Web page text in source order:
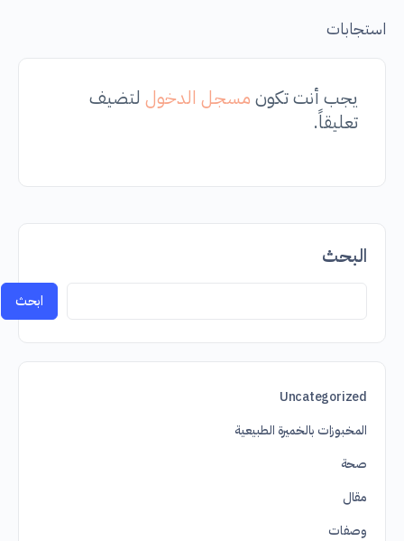
استجابات
يجب أنت تكون مسجل الدخول لتضيف
تعليقاً.
البحث
ابحث
Uncategorized
المخبوزات بالخميرة الطبيعية
صحة
مقال
وصفات